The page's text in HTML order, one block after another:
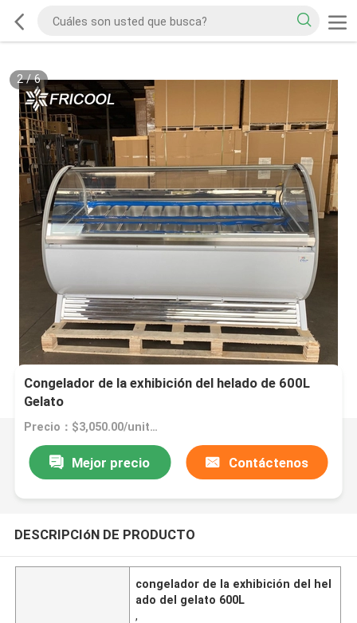
2/6
Congelador de la exhibición del helado de 600L
Gelato
Precio：$3,050.00/units 1-4 units
Mejor precio Contáctenos
DESCRIPCIóN DE PRODUCTO
congelador de la exhibición del hel
ado del gelato 600L
,